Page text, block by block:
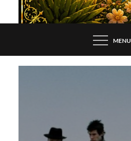
MENU